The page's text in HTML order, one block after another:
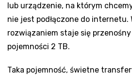
lub urządzenie, na którym
nie jest podłączone do internetu.
rozwiązaniem staje się przenośny
pojemności 2 TB.
Taka pojemność, świetne